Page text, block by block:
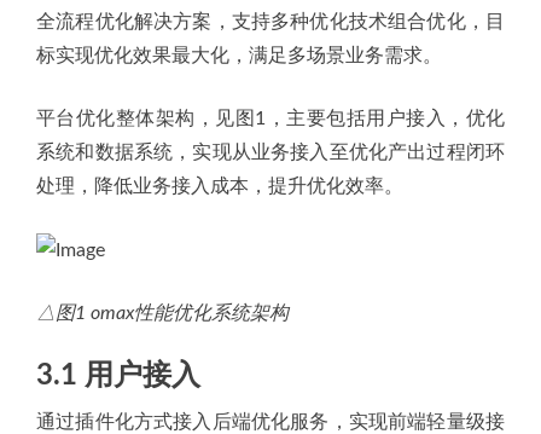
全流程优化解决方案，支持多种优化技术组合优化，目
标实现优化效果最大化，满足多场景业务需求。
平台优化整体架构，见图1，主要包括用户接入，优化
系统和数据系统，实现从业务接入至优化产出过程闭环
处理，降低业务接入成本，提升优化效率。
△图1 omax性能优化系统架构
3.1 用户接入
通过插件化方式接入后端优化服务，实现前端轻量级接